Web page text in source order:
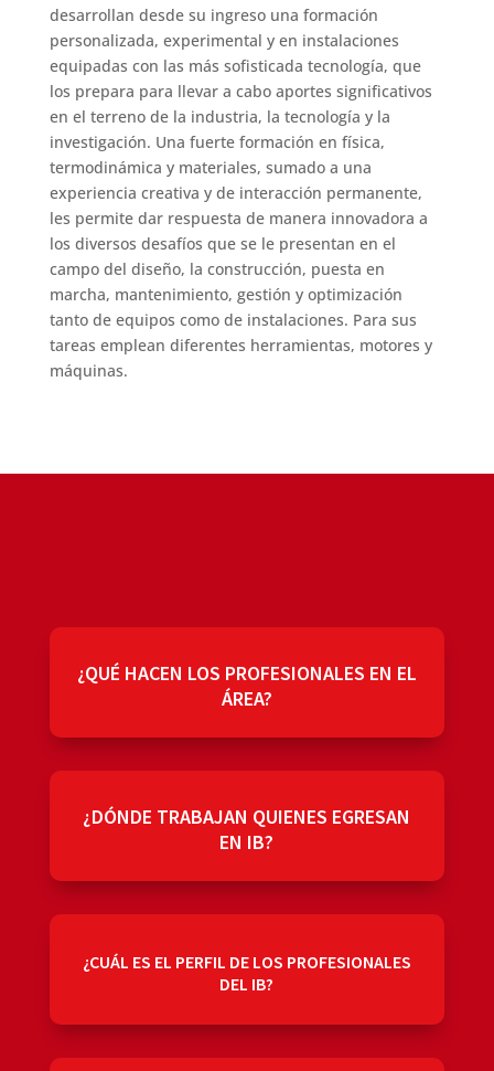
desarrollan desde su ingreso una formación
personalizada, experimental y en instalaciones
equipadas con las más sofisticada tecnología, que
los prepara para llevar a cabo aportes significativos
en el terreno de la industria, la tecnología y la
investigación. Una fuerte formación en física,
termodinámica y materiales, sumado a una
experiencia creativa y de interacción permanente,
les permite dar respuesta de manera innovadora a
los diversos desafíos que se le presentan en el
campo del diseño, la construcción, puesta en
marcha, mantenimiento, gestión y optimización
tanto de equipos como de instalaciones. Para sus
tareas emplean diferentes herramientas, motores y
máquinas.
¿QUÉ HACEN LOS PROFESIONALES EN EL
ÁREA?
¿DÓNDE TRABAJAN QUIENES EGRESAN
EN IB?
¿CUÁL ES EL PERFIL DE LOS PROFESIONALES
DEL IB?